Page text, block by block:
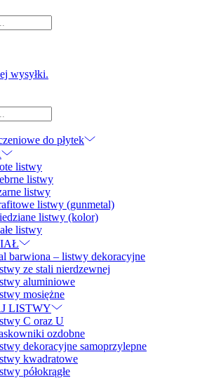
wysyłki.
do płytek
listwy
listwy
listwy
listwy (gunmetal)
listwy (kolor)
listwy
barwiona – listwy dekoracyjne
ze stali nierdzewnej
aluminiowe
mosiężne
LISTWY
C oraz U
ozdobne
dekoracyjne samoprzylepne
kwadratowe
półokrągłe